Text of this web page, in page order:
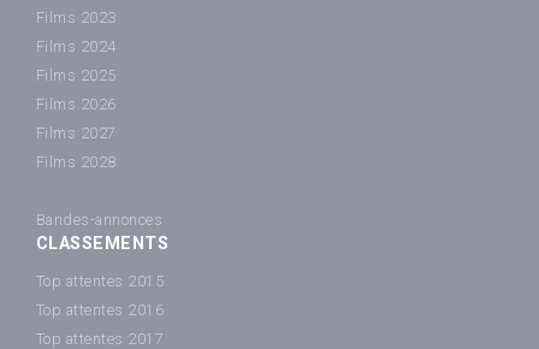
Films 2023
Films 2024
Films 2025
Films 2026
Films 2027
Films 2028
Bandes-annonces
CLASSEMENTS
Top attentes 2015
Top attentes 2016
Top attentes 2017